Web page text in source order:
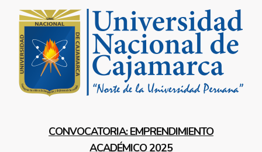
CONVOCATORIA: EMPRENDIMIENTO
ACADÉMICO 2025